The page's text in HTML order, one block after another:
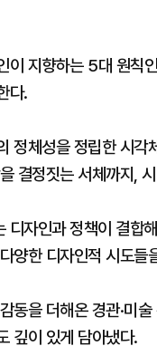
이 지향하는 5대 원
다.
정체성을 정립한 시
결정짓는 서체까지,
디자인과 정책이 결합
양한 디자인적 시도들
동을 더해온 경관·미
깊이 있게 담아냈다.